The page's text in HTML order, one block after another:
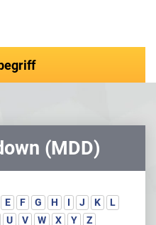
(MDD)
E F G H I J K
L
U V W X Y Z